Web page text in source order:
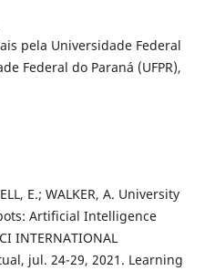
pela Universidade Federal
Federal do Paraná (UFPR),
E.; WALKER, A. University
Artificial Intelligence
INTERNATIONAL
jul. 24-29, 2021. Learning